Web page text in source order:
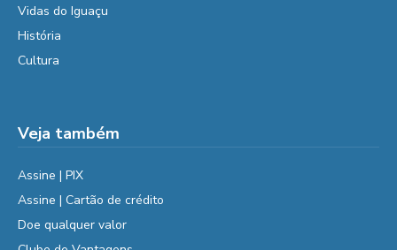
Vidas do Iguaçu
História
Cultura
Veja também
Assine | PIX
Assine | Cartão de crédito
Doe qualquer valor